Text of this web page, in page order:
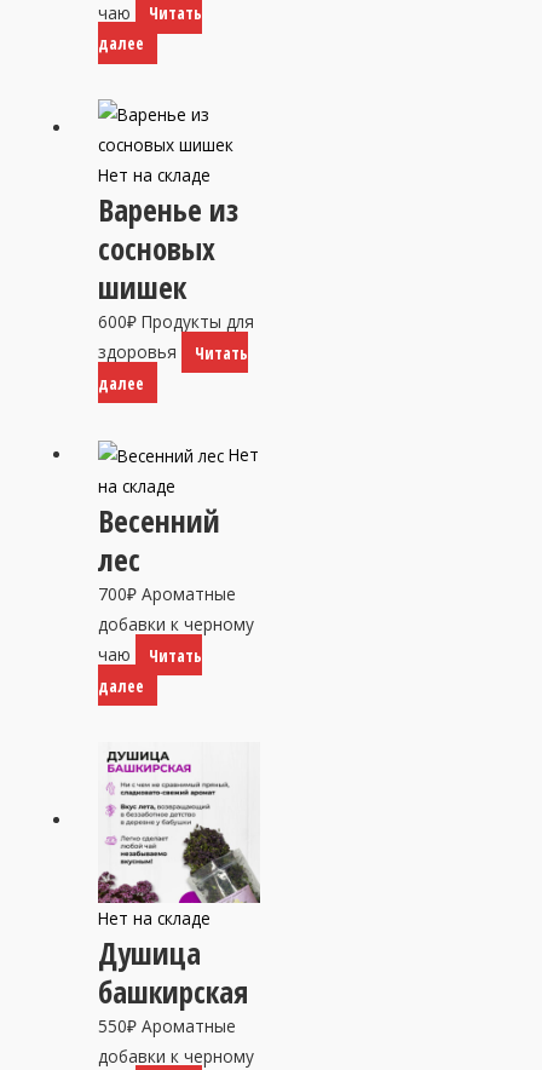
чаю
Читать
далее
Нет на складе
Варенье из
сосновых
шишек
600₽ Продукты для
здоровья
Читать
далее
Нет
на складе
Весенний
лес
700₽ Ароматные
добавки к черному
чаю
Читать
далее
Нет на складе
Душица
башкирская
550₽ Ароматные
добавки к черному